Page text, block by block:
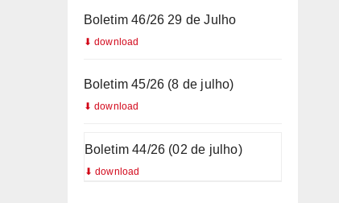
Boletim 46/26 29 de Julho
Boletim 45/26 (8 de julho)
Boletim 44/26 (02 de julho)